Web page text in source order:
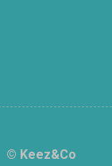
© Keez&Co